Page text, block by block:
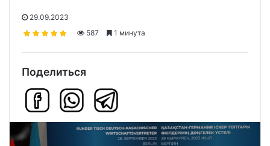
29.09.2023
587
1 минута
Поделиться